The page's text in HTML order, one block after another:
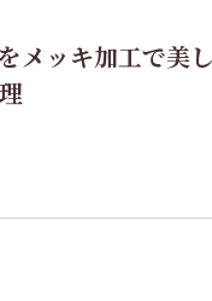
メッキ加工で美